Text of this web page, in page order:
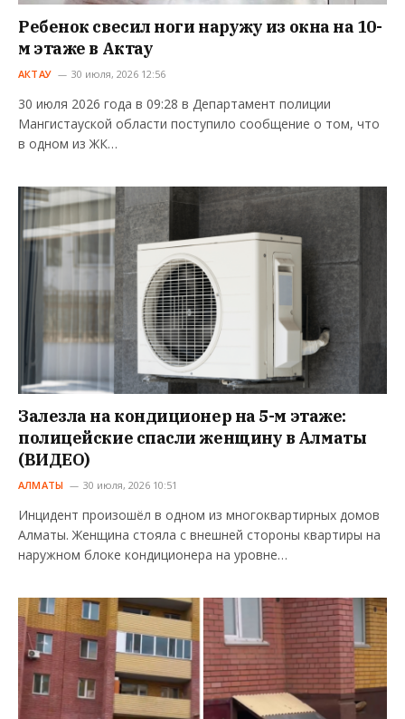
Ребенок свесил ноги наружу из окна на 10-
м этаже в Актау
АКТАУ 30 июля, 2026 12:56
30 июля 2026 года в 09:28 в Департамент полиции
Мангистауской области поступило сообщение о том, что
в одном из ЖК…
Залезла на кондиционер на 5-м этаже:
полицейские спасли женщину в Алматы
(ВИДЕО)
АЛМАТЫ 30 июля, 2026 10:51
Инцидент произошёл в одном из многоквартирных домов
Алматы. Женщина стояла с внешней стороны квартиры на
наружном блоке кондиционера на уровне…